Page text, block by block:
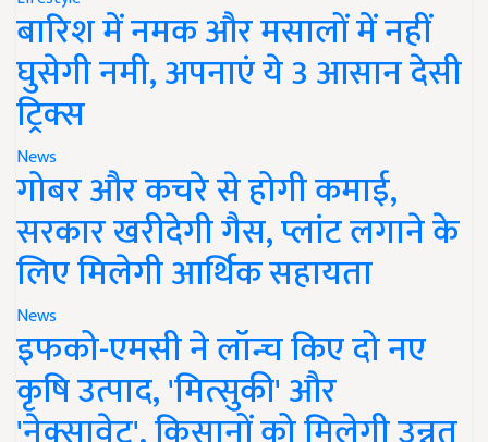
बारिश में नमक और मसालों में नहीं
घुसेगी नमी, अपनाएं ये 3 आसान देसी
ट्रिक्स
News
गोबर और कचरे से होगी कमाई,
सरकार खरीदेगी गैस, प्लांट लगाने के
लिए मिलेगी आर्थिक सहायता
News
इफको-एमसी ने लॉन्च किए दो नए
कृषि उत्पाद, 'मित्सुकी' और